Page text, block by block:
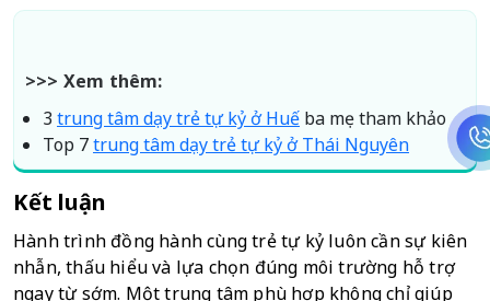
>>> Xem thêm:
3 trung tâm dạy trẻ tự kỷ ở Huế ba mẹ tham khảo
Top 7trung tâm dạy trẻ tự kỷ ở Thái Nguyên
Kết luận
Hành trình đồng hành cùng trẻ tự kỷ luôn cần sự kiên
nhẫn, thấu hiểu và lựa chọn đúng môi trường hỗ trợ
ngay từ sớm. Một trung tâm phù hợp không chỉ giúp